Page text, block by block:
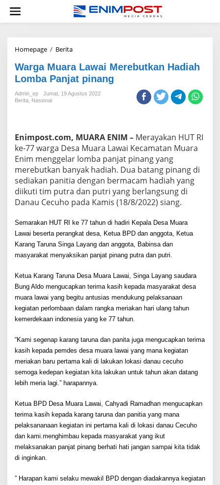
konten
Homepage / BeritaWarga
Lawai
Merebutkan
Hadiah
Lomba
Warga Muara Lawai Merebutkan Hadiah
Lomba Panjat pinang
Admin_ep
Jumat, 19 Agustus 2022
Berita Nasional
Enimpost.com, MUARA ENIM – Merayakan HUT RI
ke-77 warga Desa Muara Lawai Kecamatan Muara
Enim menggelar lomba panjat pinang yang
merebutkan banyak hadiah. Dua batang pinang di
sediakan panitia dengan bermacam hadiah yang
diikuti tim putra dan putri yang berlangsung di
Danau Cecuho pada Kamis (18/8/2022) siang.
Semarakan HUT RI ke 77 tahun di hadiri Kepala Desa Muara
Lawai beserta perangkat desa, Ketua BPD dan anggota, Ketua
Karang Taruna Singa Layang dan anggota, Babinsa dan
masyarakat menyaksikan panjat pinang putra dan putri.
Ketua Karang Taruna Desa Muara Lawai, Singa Layang saudara
Bung Aldo mengucapkan terima kasih kepada masyarakat desa
muara lawai yang begitu antusias mendukung pelaksanaan
kegiatan perlombaan dalam rangka meriakan hari ulang tahun
kemerdekaan indonesia yang ke 77 tahun.
“Kami segenap karang taruna dan panita juga mengucapkan terima
kasih kepada pemdes desa muara lawai yang mana kegiatan
meriakan baru pertama kali di lakukan lokasi danau cecuho
semoga kedepan kegiatan kita lakukan untuk tahun akan datang
lebih meria lagi.” harapannya.
Ketua BPD Desa Muara Lawai, Cahyadi Ramadhan mengucapkan
terima kasih kepada karang taruna dan panitia yang mana
pelaksananaan kegiatan ini pertama kali di lokasi danau Cecuho
dan kami.menghimbau kepada masyarakat yang ikut
melaksanakan panjat pinang berhati hati jangan sampai kita tidak
di inginkan.
” Harapan kami selaku mewakil BPD dengan diadakannya kegiatan